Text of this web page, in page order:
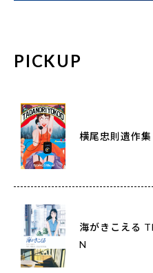
PICKUP
横尾忠則遺作集
海がきこえる
N